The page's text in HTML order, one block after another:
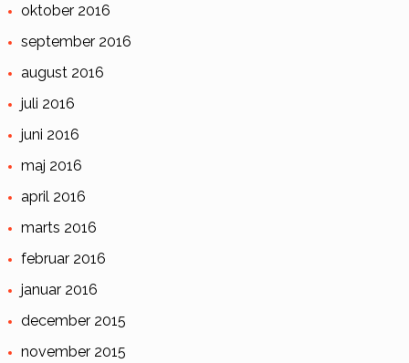
oktober 2016
september 2016
august 2016
juli 2016
juni 2016
maj 2016
april 2016
marts 2016
februar 2016
januar 2016
december 2015
november 2015